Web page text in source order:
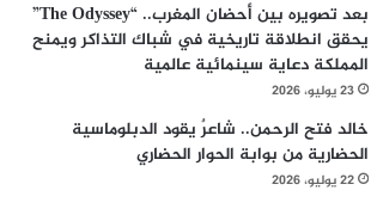
بعد تصويره بين أحضان المغرب.. “The Odyssey”
يحقق انطلاقة تاريخية في شباك التذاكر ويمنح
المملكة دعاية سينمائية عالمية
23 يوليو، 2026
خالد فتح الرحمن.. شاعرٌ يقود الدبلوماسية
الحضارية من بوابة الحوار الحضاري
22 يوليو، 2026